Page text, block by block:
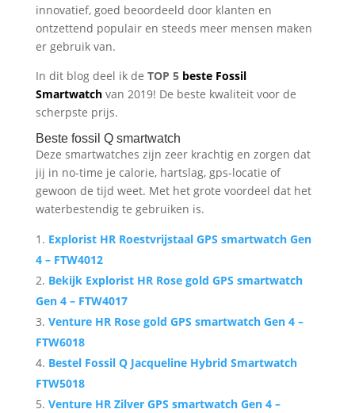
innovatief, goed beoordeeld door klanten en
ontzettend populair en steeds meer mensen maken
er gebruik van.
In dit blog deel ik de TOP 5 beste Fossil
Smartwatch van 2019! De beste kwaliteit voor de
scherpste prijs.
Beste fossil Q smartwatch
Deze smartwatches zijn zeer krachtig en zorgen dat
jij in no-time je calorie, hartslag, gps-locatie of
gewoon de tijd weet. Met het grote voordeel dat het
waterbestendig te gebruiken is.
Explorist HR Roestvrijstaal GPS smartwatch Gen
4 – FTW4012
Bekijk Explorist HR Rose gold GPS smartwatch
Gen 4 – FTW4017
Venture HR Rose gold GPS smartwatch Gen 4 –
FTW6018
Bestel Fossil Q Jacqueline Hybrid Smartwatch
FTW5018
Venture HR Zilver GPS smartwatch Gen 4 –